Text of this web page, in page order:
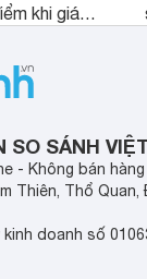
khi giá
lại tỷ lệ
cho người
máy rửa
SO SÁNH
- Không bán hàng
Thiên, Thổ Quan,
doanh số